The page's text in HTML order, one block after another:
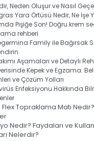
Neden Oluşur ve Nasıl
Yara Örtüsü Nedir, Ne İşe
Pişiğe Son! Doğru krem
rehberi
Family ile Bağırsak
Aşamaları ve Detaylı
Kepek ve Egzama:
ve Çözüm Yolları
Enfeksiyonu Hakkında
Topraklama Matı
Nedir? Faydaları ve
Nelerdir?